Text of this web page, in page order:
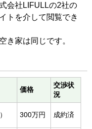
会社LIFULLの2社の
トを介して閲覧でき
き家は同じです。
価格
交渉状
況
300万円 成約済